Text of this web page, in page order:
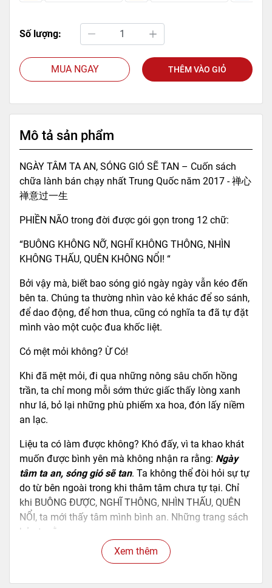
Số lượng:
MUA NGAY THÊM VÀO GIỎ
Mô tả sản phẩm
NGÀY TÂM TA AN, SÓNG GIÓ SẼ TAN – Cuốn sách
chữa lành bán chạy nhất Trung Quốc năm 2017 - 禅心
禅意过一生
PHIỀN NÃO trong đời được gói gọn trong 12 chữ:
“BUÔNG KHÔNG NỠ, NGHĨ KHÔNG THÔNG, NHÌN
KHÔNG THẤU, QUÊN KHÔNG N­ỔI! “
Bởi vậy mà, biết bao sóng gió ngày ngày vẫn kéo đến
bên ta. Chúng ta thường nhìn vào kẻ khác để so sánh,
để dao động, để hơn thua, cũng có nghĩa ta đã tự đặt
mình vào một cuộc đua khốc liệt.
Có mệt mỏi không? Ừ Có!
Khi đã mệt mỏi, đi qua những nông sâu chốn hồng
trần, ta chỉ mong mỗi sớm thức giấc thấy lòng xanh
như lá, bỏ lại những phù phiếm xa hoa, đón lấy niềm
an lạc.
Liệu ta có làm được không? Khó đấy, vì ta khao khát
muốn được bình yên mà không nhận ra rằng: Ngày
tâm ta an, sóng gió sẽ tan. Ta không thể đòi hỏi sự tự
do từ bên ngoài trong khi thâm tâm chưa tự tại. Chỉ
khi BUÔNG ĐƯỢC, NGHĨ THÔNG, NHÌN THẤU, QUÊN
NỔI, ta mới thấy tâm mình bình an. Những trang sách
bảo ta rằng:
Cuộc đời này, như một đám mây, mỗi kẻ nhìn vào mà
Cuộc đời này, như một câu hỏi mở, mỗi kẻ đều có đáp
Xem thêm